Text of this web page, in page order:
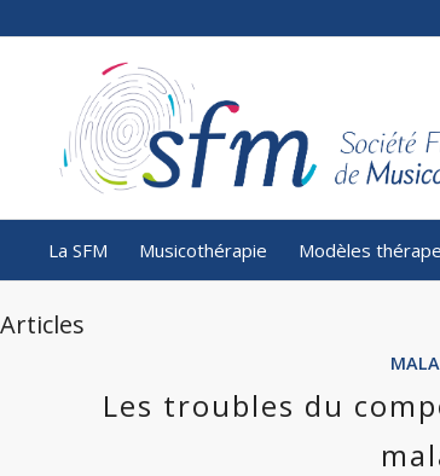
La SFM Musicothérapie Modèles
Articles
Les troubles du